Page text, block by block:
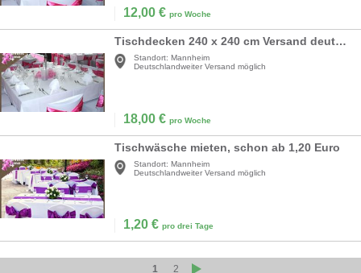
12,00 € pro Woche
Tischdecken 240 x 240 cm Versand deutschlandweit
Standort: Mannheim
Deutschlandweiter Versand möglich
18,00 € pro Woche
Tischwäsche mieten, schon ab 1,20 Euro
Standort: Mannheim
Deutschlandweiter Versand möglich
1,20 € pro drei Tage
1 2